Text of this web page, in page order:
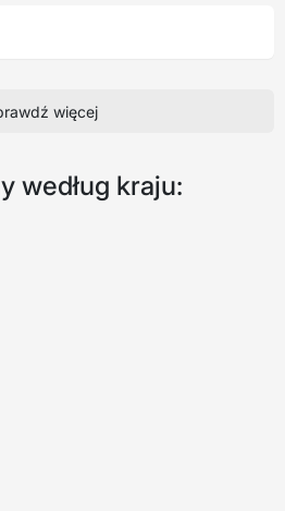
więcej
według kraju: